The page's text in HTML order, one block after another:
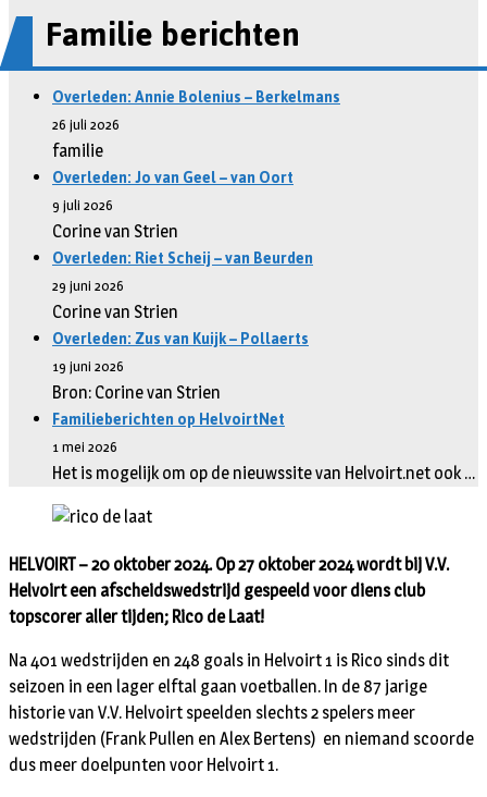
Familie berichten
Overleden: Annie Bolenius – Berkelmans
26 juli 2026
familie
Overleden: Jo van Geel – van Oort
9 juli 2026
Corine van Strien
Overleden: Riet Scheij – van Beurden
29 juni 2026
Corine van Strien
Overleden: Zus van Kuijk – Pollaerts
19 juni 2026
Bron: Corine van Strien
Familieberichten op HelvoirtNet
1 mei 2026
Het is mogelijk om op de nieuwssite van Helvoirt.net ook …
HELVOIRT – 20 oktober 2024. Op 27 oktober 2024 wordt bij V.V.
Helvoirt een afscheidswedstrijd gespeeld voor diens club
topscorer aller tijden; Rico de Laat!
Na 401 wedstrijden en 248 goals in Helvoirt 1 is Rico sinds dit
seizoen in een lager elftal gaan voetballen. In de 87 jarige
historie van V.V. Helvoirt speelden slechts 2 spelers meer
wedstrijden (Frank Pullen en Alex Bertens) en niemand scoorde
dus meer doelpunten voor Helvoirt 1.